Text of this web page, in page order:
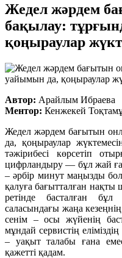
Жедел жәрдем
бақылау:
қоңыраулар
Автор: Арайлым Ибраева
Ментор: Кенжекей
Жедел жәрдем бағытын
да, қоңыраулар
тәжірибесі көрсетіп
цифрландыру — бұл жай
– әрбір минут маңызды
қалуға бағытталған
ретінде басталған
саласындағы жаңа
сенім – осы жүйенің
мұндай сервистің
– уақыт талабы ғана
қажетті қадам.